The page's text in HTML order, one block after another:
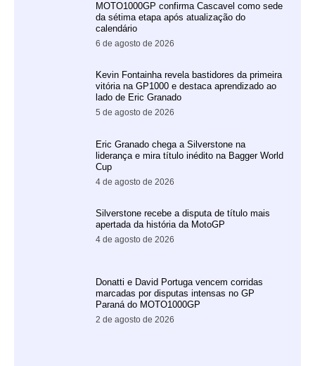
MOTO1000GP confirma Cascavel como sede
da sétima etapa após atualização do
calendário
6 de agosto de 2026
Kevin Fontainha revela bastidores da primeira
vitória na GP1000 e destaca aprendizado ao
lado de Eric Granado
5 de agosto de 2026
Eric Granado chega a Silverstone na
liderança e mira título inédito na Bagger World
Cup
4 de agosto de 2026
Silverstone recebe a disputa de título mais
apertada da história da MotoGP
4 de agosto de 2026
Donatti e David Portuga vencem corridas
marcadas por disputas intensas no GP
Paraná do MOTO1000GP
2 de agosto de 2026